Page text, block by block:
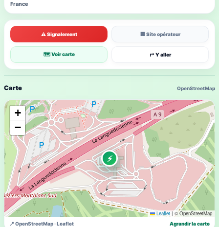
Carte OpenStreetMap
⚡
+
−
Leaflet | © OpenStreetMap
📍 OpenStreetMap · Leaflet Agrandir la carte
⚠ Signalement 🏢 Site opérateur
🗺 Voir carte ↱ Y aller
France